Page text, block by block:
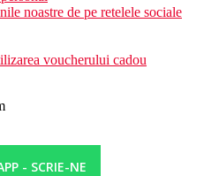
tip bufet
restaurant a la carte (rezervare
turnate de productie locala
(24 de ore pe zi)
ceai si desert
zilei, supa de la miezul noptii
cu bauturi racoritoare
noastre de pe retelele sociale
voucherului cadou
- SCRIE-NE